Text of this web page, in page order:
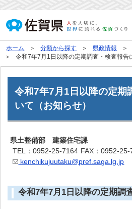
ホーム 分類から探す 県政情報
令和7年7月1日以降の定期調査・検査報告
令和7年7月1日以降の定期
いて（お知らせ）
県土整備部 建築住宅課
TEL：0952-25-7164 FAX：0952-25-
kenchikujuutaku@pref.saga.lg.jp
令和7年7月1日以降の定期調